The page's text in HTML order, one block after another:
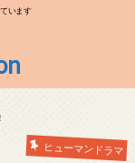
います
ヒューマンドラマ